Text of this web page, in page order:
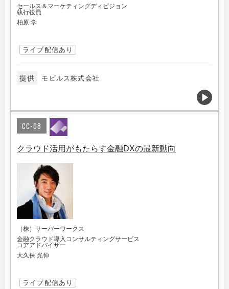
セールス＆マーケティングディビジョン
執行役員
柏原 学
ライブ配信あり
提供 モビルス株式会社
CC-08
クラウド活用がもたらす金融DXの最新動向
（株）サーバーワークス
金融クラウド導入コンサルティングサービス
コアアドバイザー
大久保 光伸
ライブ配信あり